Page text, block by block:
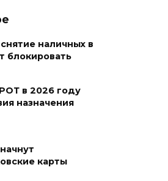
традицией:
для
24» вышли
наличных в
блокировать
в 2026 году
назначения
карты